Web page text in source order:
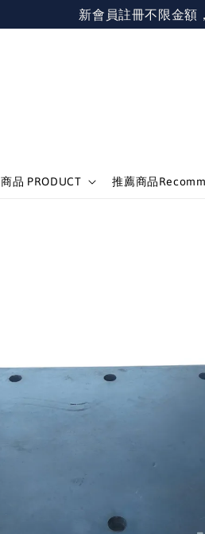
新會員註冊不限金
商品 PRODUCT 推薦商品